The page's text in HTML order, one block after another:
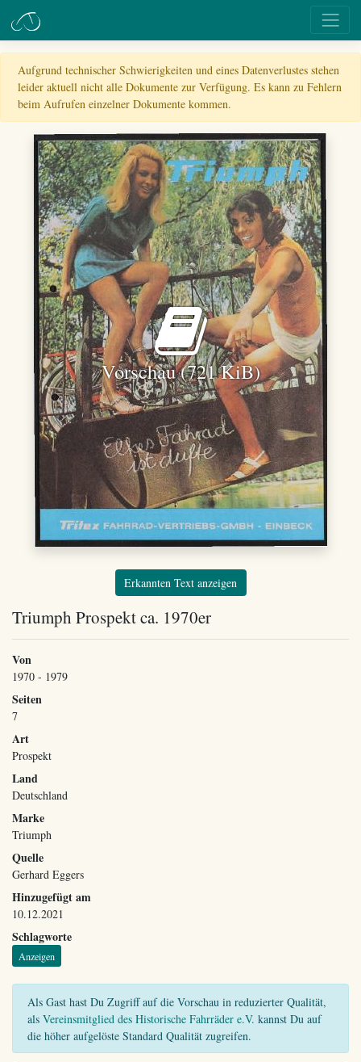
Aufgrund technischer Schwierigkeiten und eines Datenverlustes stehen
leider aktuell nicht alle Dokumente zur Verfügung. Es kann zu Fehlern
beim Aufrufen einzelner Dokumente kommen.
Vorschau (721 KiB)
Erkannten Text anzeigen
Triumph Prospekt ca. 1970er
Von
1970 - 1979
Seiten
7
Art
Prospekt
Land
Deutschland
Marke
Triumph
Quelle
Gerhard Eggers
Hinzugefügt am
10.12.2021
Schlagworte
Anzeigen
Als Gast hast Du Zugriff auf die Vorschau in reduzierter Qualität,
als Vereinsmitglied des Historische Fahrräder e.V. kannst Du auf
die höher aufgelöste Standard Qualität zugreifen.